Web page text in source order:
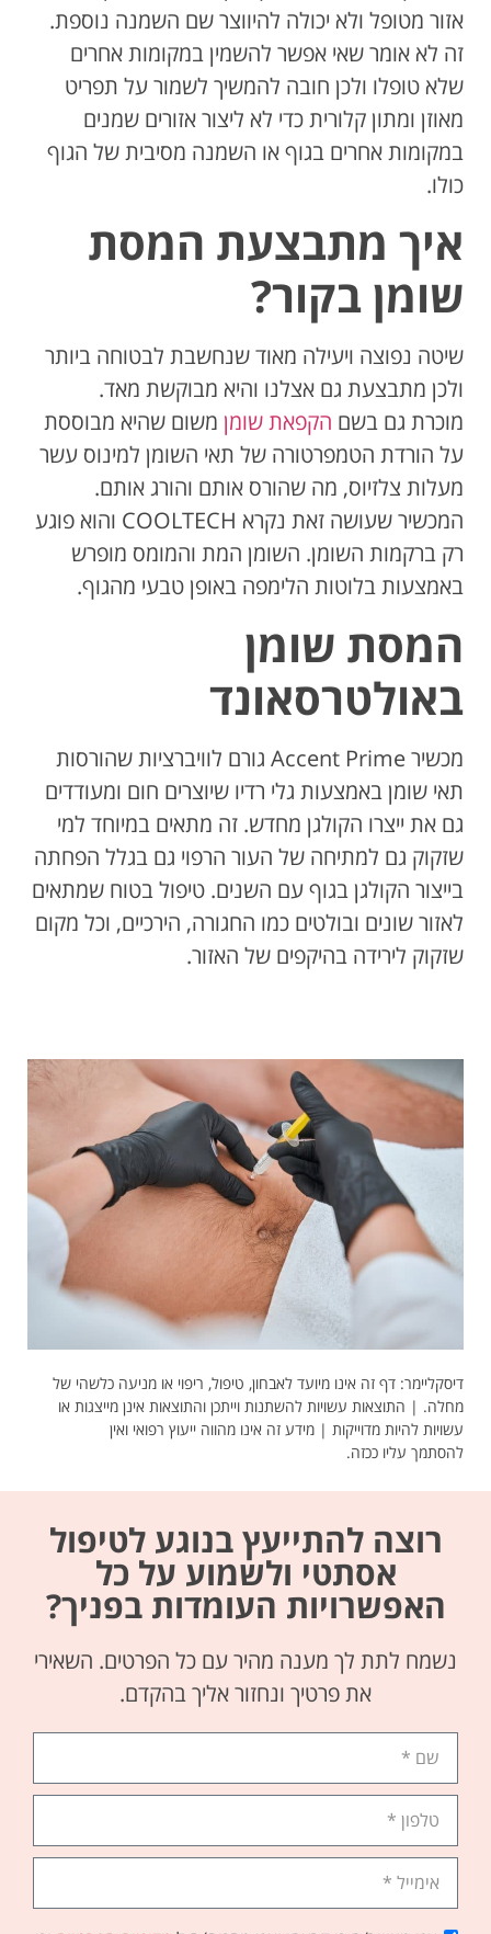
אזור מטופל ולא יכולה להיווצר שם השמנה נוספת.
זה לא אומר שאי אפשר להשמין במקומות אחרים
שלא טופלו ולכן חובה להמשיך לשמור על תפריט
מאוזן ומתון קלורית כדי לא ליצור אזורים שמנים
במקומות אחרים בגוף או השמנה מסיבית של הגוף
כולו.
איך מתבצעת המסת
שומן בקור?
שיטה נפוצה ויעילה מאוד שנחשבת לבטוחה ביותר
ולכן מתבצעת גם אצלנו והיא מבוקשת מאד.
מוכרת גם בשם הקפאת שומן משום שהיא מבוססת
על הורדת הטמפרטורה של תאי השומן למינוס עשר
מעלות צלזיוס, מה שהורס אותם והורג אותם.
המכשיר שעושה זאת נקרא COOLTECH והוא פוגע
רק ברקמות השומן. השומן המת והמומס מופרש
באמצעות בלוטות הלימפה באופן טבעי מהגוף.
המסת שומן
באולטרסאונד
מכשיר Accent Prime גורם לוויברציות שהורסות
תאי שומן באמצעות גלי רדיו שיוצרים חום ומעודדים
גם את ייצרו הקולגן מחדש. זה מתאים במיוחד למי
שזקוק גם למתיחה של העור הרפוי גם בגלל הפחתה
בייצור הקולגן בגוף עם השנים. טיפול בטוח שמתאים
לאזור שונים ובולטים כמו החגורה, הירכיים, וכל מקום
שזקוק לירידה בהיקפים של האזור.
דיסקליימר: דף זה אינו מיועד לאבחון, טיפול, ריפוי או מניעה כלשהי של
מחלה. | התוצאות עשויות להשתנות וייתכן והתוצאות אינן מייצגות או
עשויות להיות מדוייקות | מידע זה אינו מהווה ייעוץ רפואי ואין
להסתמך עליו ככזה.
רוצה להתייעץ בנוגע לטיפול
אסתטי ולשמוע על כל
האפשרויות העומדות בפניך?
נשמח לתת לך מענה מהיר עם כל הפרטים. השאירי
את פרטיך ונחזור אליך בהקדם.